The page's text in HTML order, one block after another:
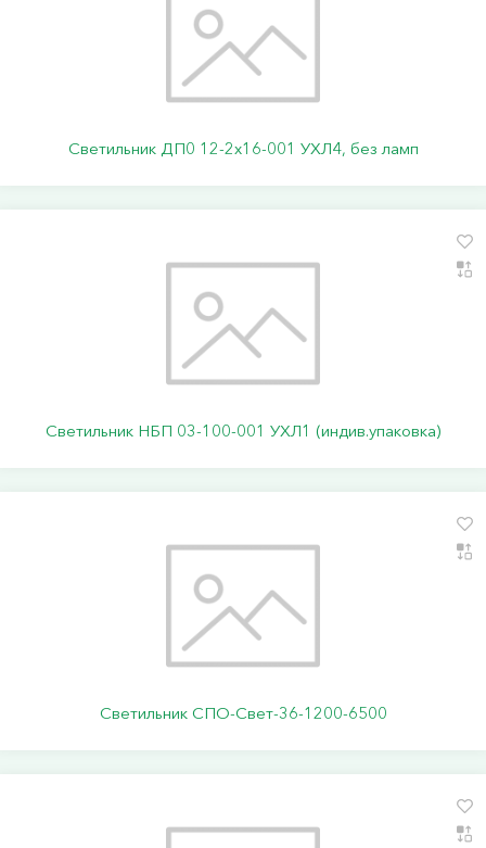
Светильник ДП0 12-2х16-001 УХЛ4, без ламп
Светильник НБП 03-100-001 УХЛ1 (индив.упаковка)
Светильник СПО-Свет-36-1200-6500